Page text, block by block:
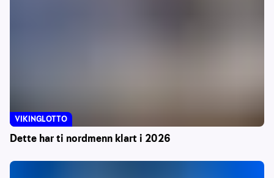
Dette har ti nordmenn klart i 2026
VIKINGLOTTO